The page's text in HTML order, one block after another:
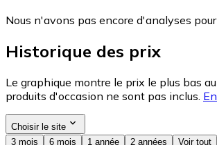
Nous n'avons pas encore d'analyses
Historique des prix
Le graphique montre le prix le plus bas
produits d'occasion ne sont pas inclus.
Choisir le site
3 mois
6 mois 1 année 2 années Voir tout